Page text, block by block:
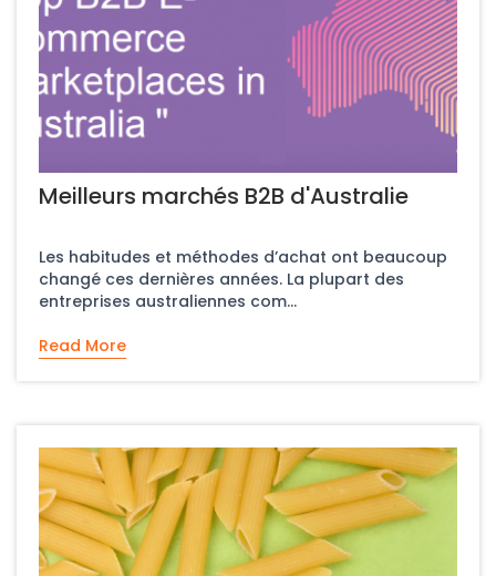
Meilleurs marchés B2B d'Australie
Les habitudes et méthodes d’achat ont beaucoup
changé ces dernières années. La plupart des
entreprises australiennes com...
Read More